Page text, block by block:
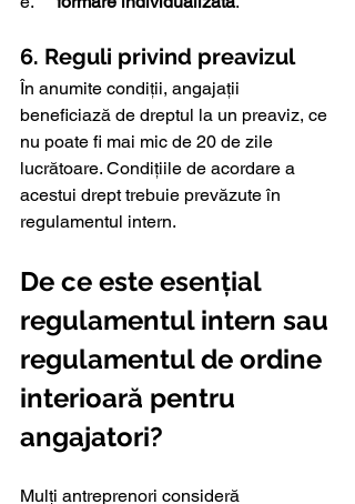
6. Reguli privind preavizul
În anumite condiții, angajații
beneficiază de dreptul la un preaviz, ce
nu poate fi mai mic de 20 de zile
lucrătoare. Condițiile de acordare a
acestui drept trebuie prevăzute în
regulamentul intern.
De ce este esențial
regulamentul intern sau
regulamentul de ordine
interioară pentru
angajatori?
Mulți antreprenori consideră